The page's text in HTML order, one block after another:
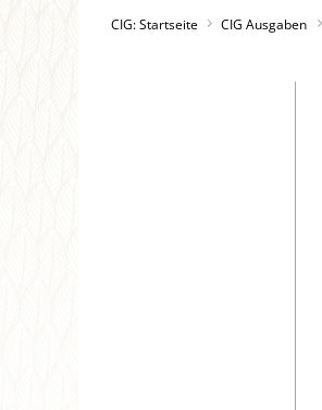
CIG: Startseite CIG Ausgaben